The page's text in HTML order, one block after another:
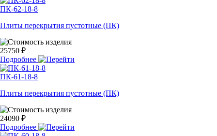
ПК-62-18-8
Плиты перекрытия пустотные (ПК)
25750 ₽
Подробнее
ПК-61-18-8
Плиты перекрытия пустотные (ПК)
24090 ₽
Подробнее